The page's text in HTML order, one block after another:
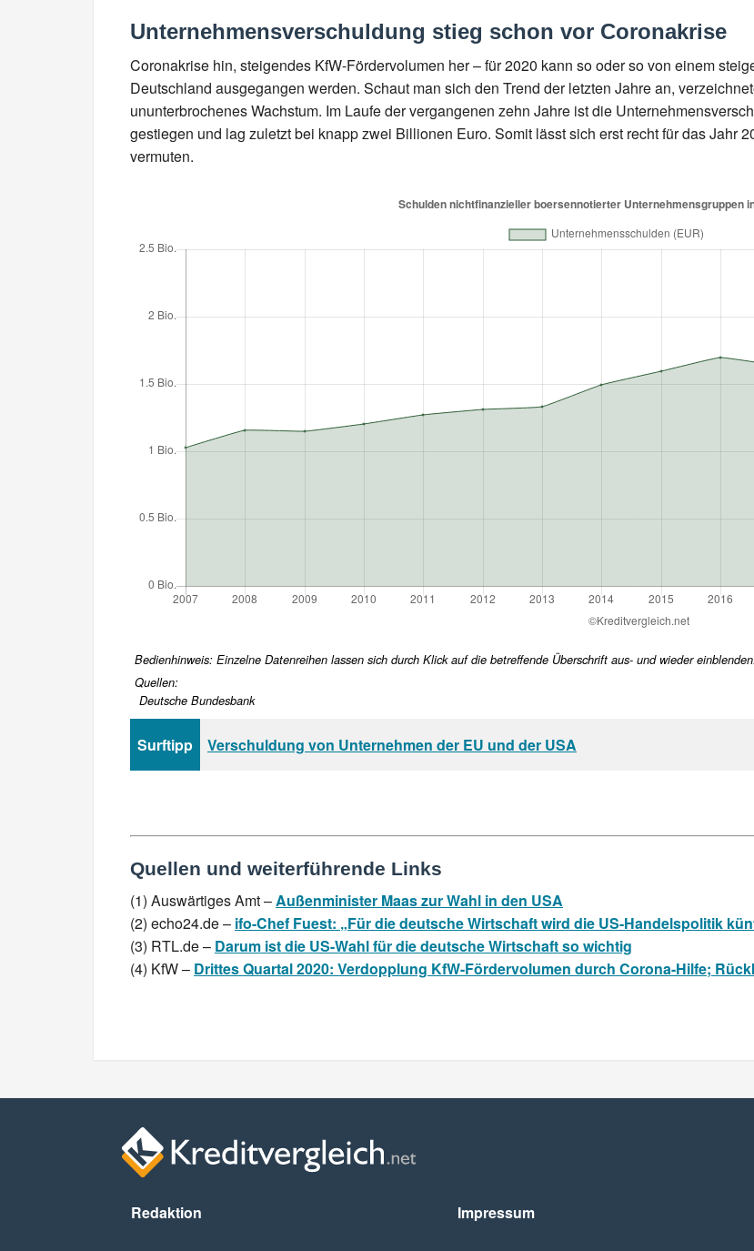
Unternehmensverschuldung stieg schon vor Coronakrise
Coronakrise hin, steigendes KfW-Fördervolumen her – für 2020 kann so oder so von einem
Deutschland ausgegangen werden. Schaut man sich den Trend der letzten Jahre an,
ununterbrochenes Wachstum. Im Laufe der vergangenen zehn Jahre ist die
gestiegen und lag zuletzt bei knapp zwei Billionen Euro. Somit lässt sich erst recht für das Jahr
vermuten.
Bedienhinweis: Einzelne Datenreihen lassen sich durch Klick auf die betreffende Überschrift aus- und wieder einblenden.
Quellen:
Deutsche Bundesbank
Surftipp Verschuldung von Unternehmen der EU und der USA
Quellen und weiterführende Links
(1) Auswärtiges Amt –Außenminister Maas zur Wahl in den USA
(2) echo24.de – ifo-Chef Fuest: „Für die deutsche Wirtschaft wird die US-Handelspolitik
(3) RTL.de – Darum ist die US-Wahl für die deutsche Wirtschaft so wichtig
(4) KfW – Drittes Quartal 2020: Verdopplung KfW-Fördervolumen durch Corona-Hilfe;
Redaktion Impressum